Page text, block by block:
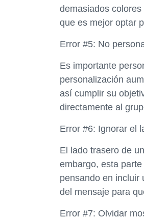
demasiados
que es mejor optar
Error #5: No
Es importante
personalización
así cumplir su
directamente al
Error #6: Ignorar el
El lado trasero de
embargo, esta
pensando en incluir
del mensaje para
Error #7: Olvidar